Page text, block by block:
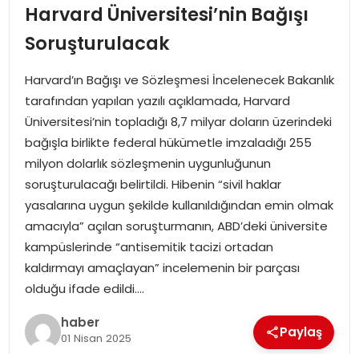
Harvard Üniversitesi’nin Bağışı
Soruşturulacak
Harvard’ın Bağışı ve Sözleşmesi İncelenecek Bakanlık
tarafından yapılan yazılı açıklamada, Harvard
Üniversitesi’nin topladığı 8,7 milyar doların üzerindeki
bağışla birlikte federal hükümetle imzaladığı 255
milyon dolarlık sözleşmenin uygunluğunun
soruşturulacağı belirtildi. Hibenin “sivil haklar
yasalarına uygun şekilde kullanıldığından emin olmak
amacıyla” açılan soruşturmanın, ABD’deki üniversite
kampüslerinde “antisemitik tacizi ortadan
kaldırmayı amaçlayan” incelemenin bir parçası
olduğu ifade edildi….
haber
01 Nisan 2025 Paylaş